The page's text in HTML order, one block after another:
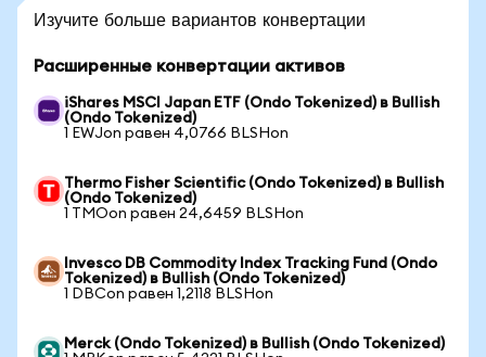
Изучите больше вариантов конвертации
Расширенные конвертации активов
iShares MSCI Japan ETF (Ondo Tokenized) в Bullish
(Ondo Tokenized)
1 EWJon равен 4,0766 BLSHon
Thermo Fisher Scientific (Ondo Tokenized) в Bullish
(Ondo Tokenized)
1 TMOon равен 24,6459 BLSHon
Invesco DB Commodity Index Tracking Fund (Ondo
Tokenized) в Bullish (Ondo Tokenized)
1 DBCon равен 1,2118 BLSHon
Merck (Ondo Tokenized) в Bullish (Ondo Tokenized)